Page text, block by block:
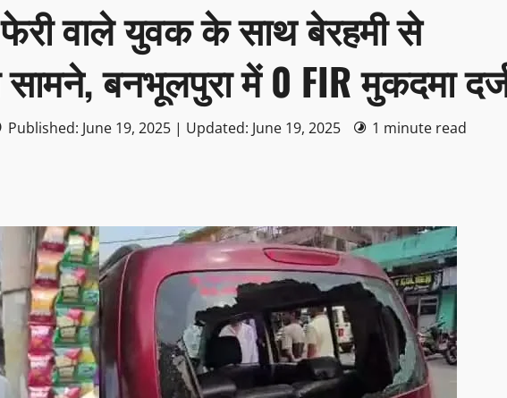
फेरी वाले युवक के साथ बेरहमी से
सामने, बनभूलपुरा में 0 FIR मुकदमा
Published: June 19, 2025 | Updated: June 19, 2025
1 minute read